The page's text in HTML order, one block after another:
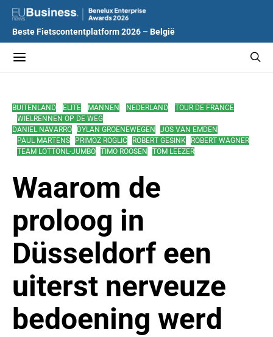
Beste Fietscontentplatform 2026 – België
BUITENLAND ELITE MANNEN NEDERLAND
TOUR DE FRANCE
WIELRENNEN OP DE WEG
DANIEL NAVARRO
DYLAN GROENEWEGEN
JOS VAN EMDEN
PAUL MARTENS
PRIMOZ ROGLIC ROBERT GESINK
ROBERT WAGNER
TEAM LOTTONL-JUMBO TIMO ROOSEN TOM LEEZER
Waarom de
proloog in
Düsseldorf een
uiterst nerveuze
bedoening werd